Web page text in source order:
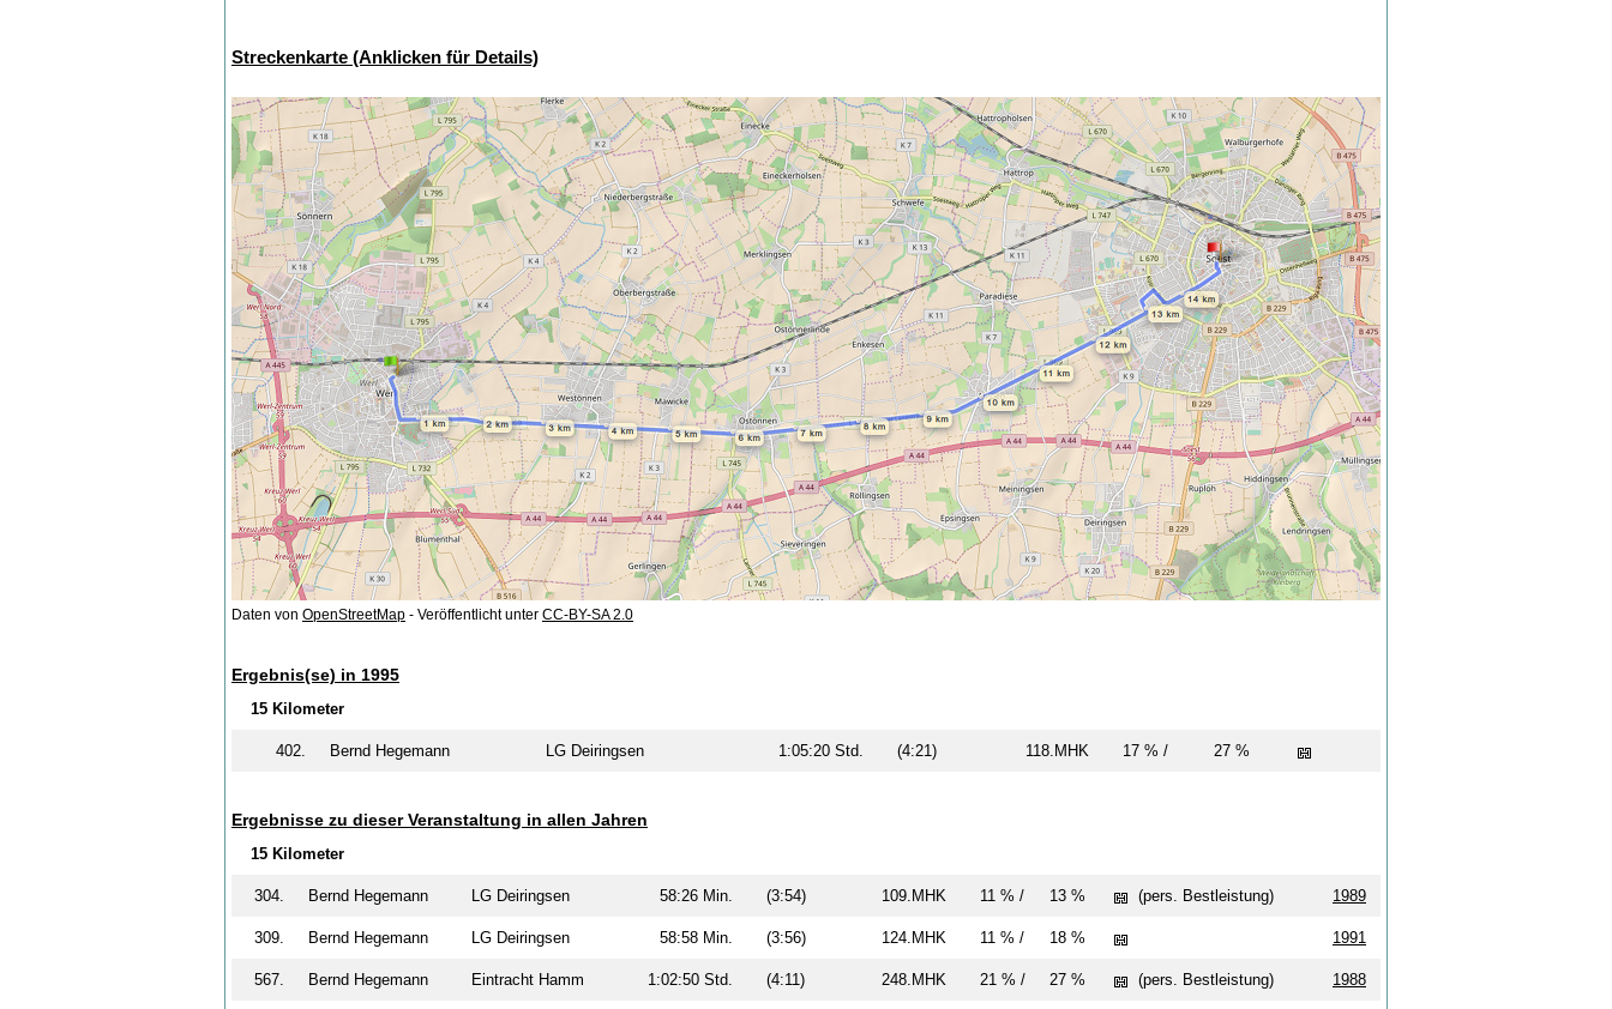
Streckenkarte (Anklicken für Details)
Daten von OpenStreetMap - Veröffentlicht unter CC-BY-SA 2.0
Ergebnis(se) in 1995
15 Kilometer
402. Bernd Hegemann LG Deiringsen 1:05:20 Std. (4:21) 118.MHK 17 % / 27 %
Ergebnisse zu dieser Veranstaltung in allen Jahren
15 Kilometer
304. Bernd Hegemann LG Deiringsen 58:26 Min. (3:54) 109.MHK 11 % / 13 % (pers. Bestleistung) 1989
309. Bernd Hegemann LG Deiringsen 58:58 Min. (3:56) 124.MHK 11 % / 18 % 1991
567. Bernd Hegemann Eintracht Hamm 1:02:50 Std. (4:11) 248.MHK 21 % / 27 % (pers. Bestleistung) 1988